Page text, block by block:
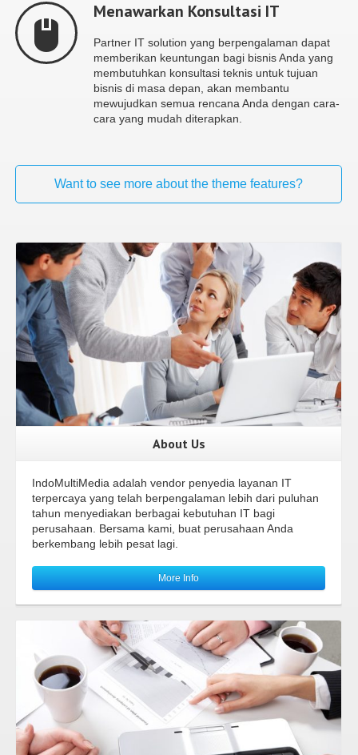
Menawarkan Konsultasi IT
Partner IT solution yang berpengalaman dapat
memberikan keuntungan bagi bisnis Anda yang
membutuhkan konsultasi teknis untuk tujuan
bisnis di masa depan, akan membantu
mewujudkan semua rencana Anda dengan cara-
cara yang mudah diterapkan.
Want to see more about the theme features?
About Us
IndoMultiMedia adalah vendor penyedia layanan IT
terpercaya yang telah berpengalaman lebih dari puluhan
tahun menyediakan berbagai kebutuhan IT bagi
perusahaan. Bersama kami, buat perusahaan Anda
berkembang lebih pesat lagi.
More Info